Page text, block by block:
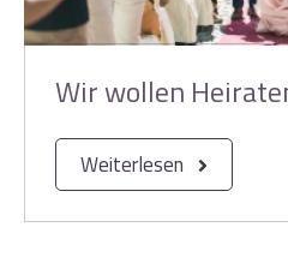
Wir wollen
Weiterlesen